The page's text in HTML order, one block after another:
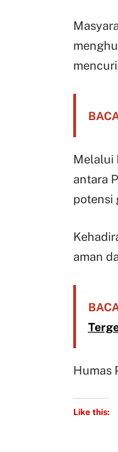
Melalui
antara
potensi
aman
Humas
Like this: